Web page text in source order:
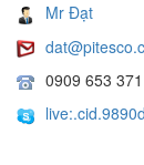
Mr Đạt
0909 653 371